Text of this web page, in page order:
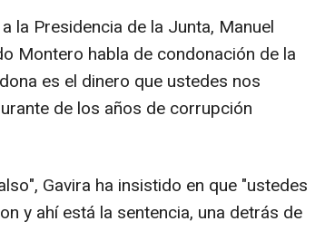
la Presidencia de la Junta, Manuel
Montero habla de condonación de la
es el dinero que ustedes nos
de los años de corrupción
Gavira ha insistido en que "ustedes
y ahí está la sentencia, una detrás de